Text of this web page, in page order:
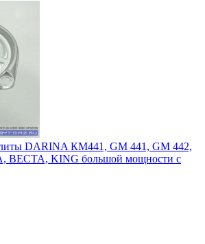
DARINA КМ441, GM 441, GM 442,
KING большой мощности с